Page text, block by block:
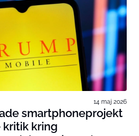
14 maj 2026
smartphoneprojekt
kritik kring